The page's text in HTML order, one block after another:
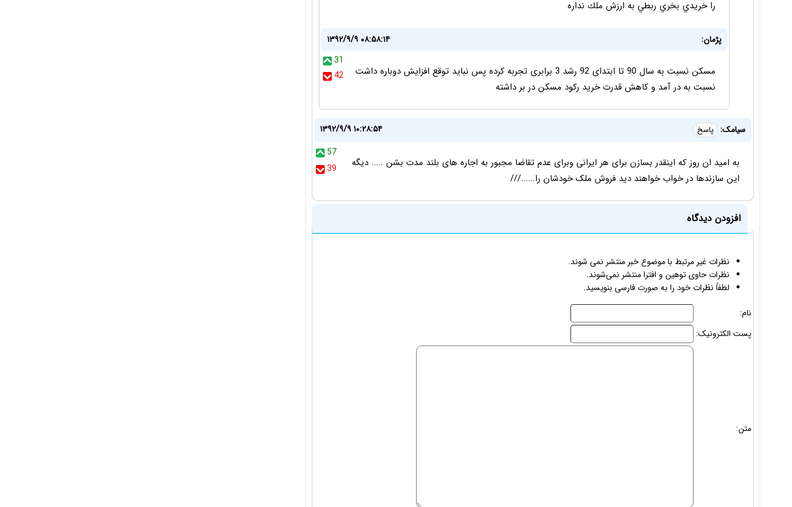
را خريدي بخري ربطي به ارزش ملك نداره
پژمان:
۱۳۹۲/۹/۹ ۰۸:۵۸:۱۴
31
42
مسکن نسبت به سال 90 تا ابتدای 92 رشد 3 برابری تجربه کرده پس نباید توقع افزایش دوباره داشت
نسبت به در آمد و کاهش قدرت خرید رکود مسکن در بر داشته
سیامک: پاسخ
۱۳۹۲/۹/۹ ۱۰:۲۸:۵۴
57
39
به امید ان روز که اینقدر بسازن برای هر ایرانی وبرای عدم تقاضا مجبور به اجاره های بلند مدت بشن ..... دیگه
این سازندها در خواب خواهند دید فروش ملک خودشان را......///
افزودن دیدگاه
نظرات غیر مرتبط با موضوع خبر منتشر نمی شوند.
نظرات حاوی توهین و افترا منتشر نمی‌شوند.
لطفاً نظرات خود را به صورت فارسی بنویسید.
نام:
پست الکترونیک:
متن: